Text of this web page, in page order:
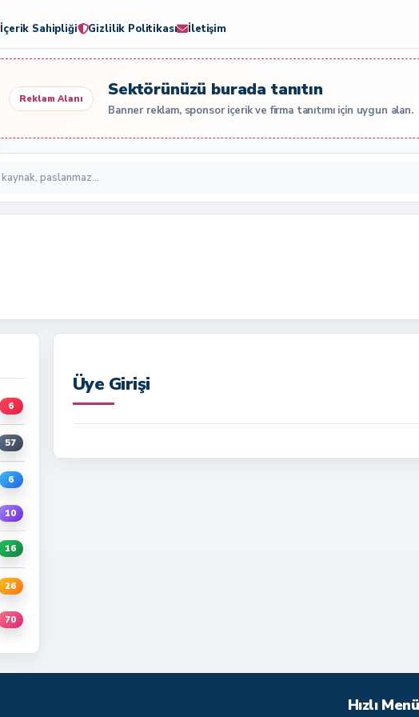
İçerik Sahipliği Gizlilik Politikası İletişim
Reklam Alanı Sektörünüzü burada tanıtın
Banner reklam, sponsor içerik ve firma tanıtımı için uygun alan.
6
57
6
10
16
26
70
Üye Girişi
Hızlı Menü